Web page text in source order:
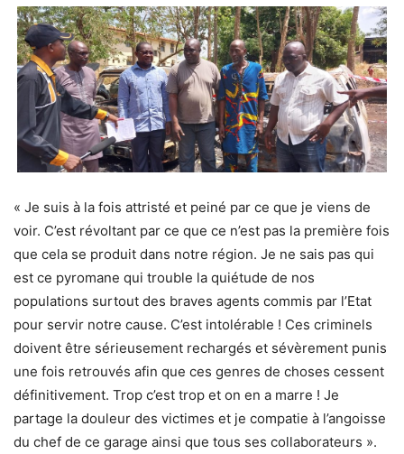
« Je suis à la fois attristé et peiné par ce que je viens de
voir. C’est révoltant par ce que ce n’est pas la première fois
que cela se produit dans notre région. Je ne sais pas qui
est ce pyromane qui trouble la quiétude de nos
populations surtout des braves agents commis par l’Etat
pour servir notre cause. C’est intolérable ! Ces criminels
doivent être sérieusement rechargés et sévèrement punis
une fois retrouvés afin que ces genres de choses cessent
définitivement. Trop c’est trop et on en a marre ! Je
partage la douleur des victimes et je compatie à l’angoisse
du chef de ce garage ainsi que tous ses collaborateurs ».